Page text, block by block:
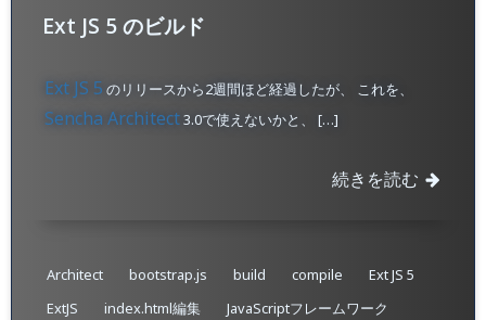
Ext JS 5 のビルド
Ext JS 5 のリリースから2週間ほど経過したが、 これを、
Sencha Architect3.0で使えないかと、 […]
続きを読む
Architect bootstrap.js build compile
Ext JS 5
ExtJS
index.html編集
JavaScriptフレームワーク